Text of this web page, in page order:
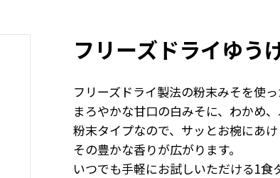
フリーズドライゆ
フリーズドライ製法の粉末みそを使っ
まろやかな甘口の白みそに、わかめ
粉末タイプなので、サッとお椀にあ
その豊かな香りが広がります。
いつでも手軽にお試しいただける1食